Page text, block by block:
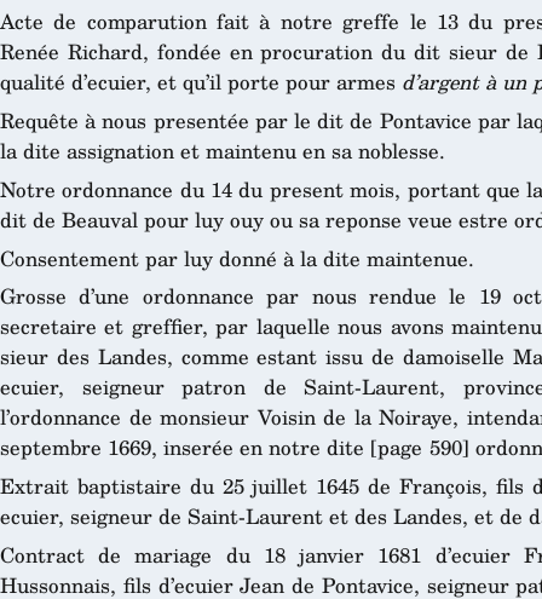
Acte de comparution fait à notre greffe le 13 du
Renée Richard, fondée en procuration du dit sieur de
qualité d’ecuier, et qu’il porte pour armes d’argent à un
Requête à nous presentée par le dit de Pontavice par
la dite assignation et maintenu en sa noblesse.
Notre ordonnance du 14 du present mois, portant que
dit de Beauval pour luy ouy ou sa reponse veue estre
Consentement par luy donné à la dite maintenue.
Grosse d’une ordonnance par nous rendue le 19
secretaire et greffier, par laquelle nous avons
sieur des Landes, comme estant issu de damoiselle
ecuier, seigneur patron de Saint-Laurent,
l’ordonnance de monsieur Voisin de la Noiraye,
septembre 1669, inserée en notre dite [page 590]
Extrait baptistaire du 25 juillet 1645 de François, fils
ecuier, seigneur de Saint-Laurent et des Landes, et de
Contract de mariage du 18 janvier 1681 d’ecuier
Hussonnais, fils d’ecuier Jean de Pontavice, seigneur